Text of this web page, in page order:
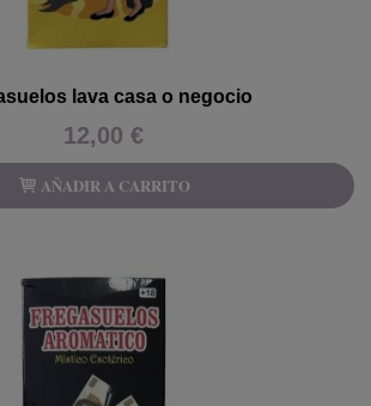
lava casa o negocio
12,00 €
AÑADIR A CARRITO